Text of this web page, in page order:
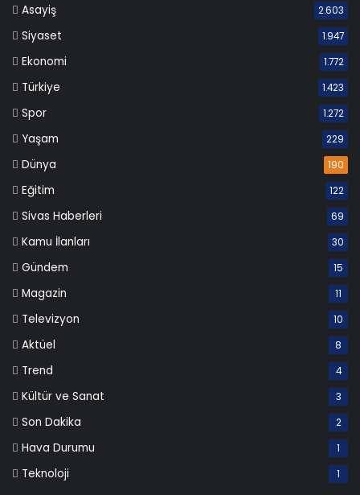
Asayiş 2.603
Siyaset 1.947
Ekonomi 1.772
Türkiye 1.423
Spor 1.272
Yaşam 229
Dünya 190
Eğitim 122
Sivas Haberleri 69
Kamu İlanları 30
Gündem 15
Magazin 11
Televizyon 10
Aktüel 8
Trend 4
Kültür ve Sanat 3
Son Dakika 2
Hava Durumu 1
Teknoloji 1